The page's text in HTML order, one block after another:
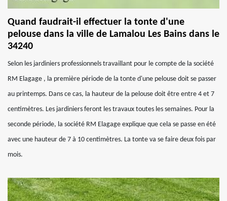
Quand faudrait-il effectuer la tonte d'une
pelouse dans la ville de Lamalou Les Bains dans le
34240
Selon les jardiniers professionnels travaillant pour le compte de la société
RM Elagage , la première période de la tonte d'une pelouse doit se passer
au printemps. Dans ce cas, la hauteur de la pelouse doit être entre 4 et 7
centimètres. Les jardiniers feront les travaux toutes les semaines. Pour la
seconde période, la société RM Elagage explique que cela se passe en été
avec une hauteur de 7 à 10 centimètres. La tonte va se faire deux fois par
mois.